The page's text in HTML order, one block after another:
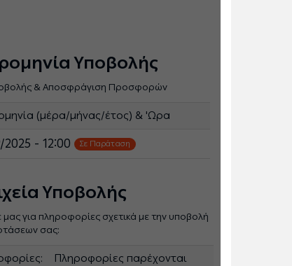
Υποβολής
& Αποσφράγιση Προσφορών
(μέρα/μήνας/έτος) & 'Ωρα
2025 - 12:00 Σε Παράταση
Υποβολής
μας για πληροφορίες σχετικά με την υποβολή
σας:
Πληροφορίες παρέχονται